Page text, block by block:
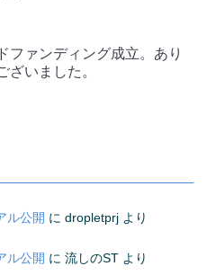
ファンディング成立。あり
ざいました。
ル公開 に dropletprj より
ル公開 に 流しのST より